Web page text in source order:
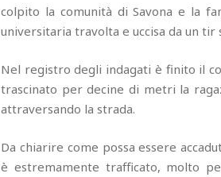
colpito la comunità di Savona e la
universitaria travolta e uccisa da un tir
Nel registro degli indagati è finito il
trascinato per decine di metri la
attraversando la strada.
Da chiarire come possa essere
è estremamente trafficato, molto